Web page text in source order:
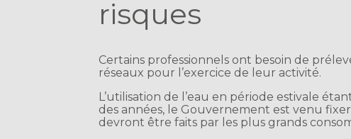
risques
Certains professionnels ont besoin de
réseaux pour l’exercice de leur activité.
L’utilisation de l’eau en période estivale
des années, le Gouvernement est venu
devront être faits par les plus grands